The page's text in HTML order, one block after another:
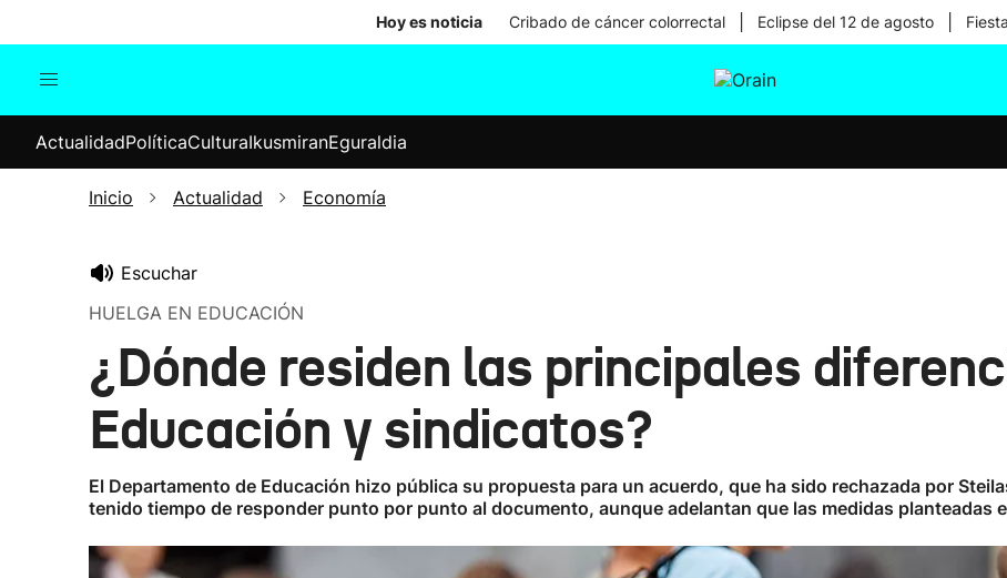
Hoy es noticia Cribado de cáncer colorrectal Eclipse del 12 de agosto
Internacional
Elecciones
ActualidadPolíticaCulturaIkusmiranEguraldia
Inicio Actualidad Economía
Escuchar
HUELGA EN EDUCACIÓN
¿Dónde residen las principales
Educación y sindicatos?
El Departamento de Educación hizo pública su propuesta para un acuerdo, que ha sido rechazada por
tenido tiempo de responder punto por punto al documento, aunque adelantan que las medidas planteadas